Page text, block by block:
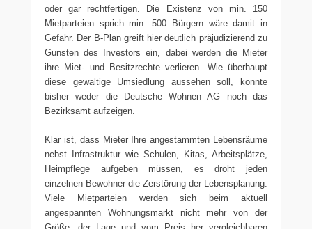
oder gar rechtfertigen. Die Existenz von min. 150
Mietparteien sprich min. 500 Bürgern wäre damit in
Gefahr. Der B-Plan greift hier deutlich präjudizierend zu
Gunsten des Investors ein, dabei werden die Mieter
ihre Miet- und Besitzrechte verlieren. Wie überhaupt
diese gewaltige Umsiedlung aussehen soll, konnte
bisher weder die Deutsche Wohnen AG noch das
Bezirksamt aufzeigen.
Klar ist, dass Mieter Ihre angestammten Lebensräume
nebst Infrastruktur wie Schulen, Kitas, Arbeitsplätze,
Heimpflege aufgeben müssen, es droht jeden
einzelnen Bewohner die Zerstörung der Lebensplanung.
Viele Mietparteien werden sich beim aktuell
angespannten Wohnungsmarkt nicht mehr von der